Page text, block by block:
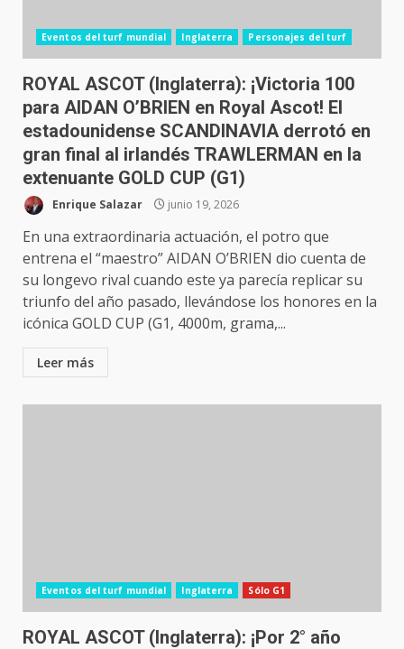
Eventos del turf mundial Inglaterra Personajes del turf
ROYAL ASCOT (Inglaterra): ¡Victoria 100
para AIDAN O’BRIEN en Royal Ascot! El
estadounidense SCANDINAVIA derrotó en
gran final al irlandés TRAWLERMAN en la
extenuante GOLD CUP (G1)
Enrique Salazar junio 19, 2026
En una extraordinaria actuación, el potro que
entrena el “maestro” AIDAN O’BRIEN dio cuenta de
su longevo rival cuando este ya parecía replicar su
triunfo del año pasado, llevándose los honores en la
icónica GOLD CUP (G1, 4000m, grama,...
Leer más
Eventos del turf mundial Inglaterra Sólo G1
ROYAL ASCOT (Inglaterra): ¡Por 2° año